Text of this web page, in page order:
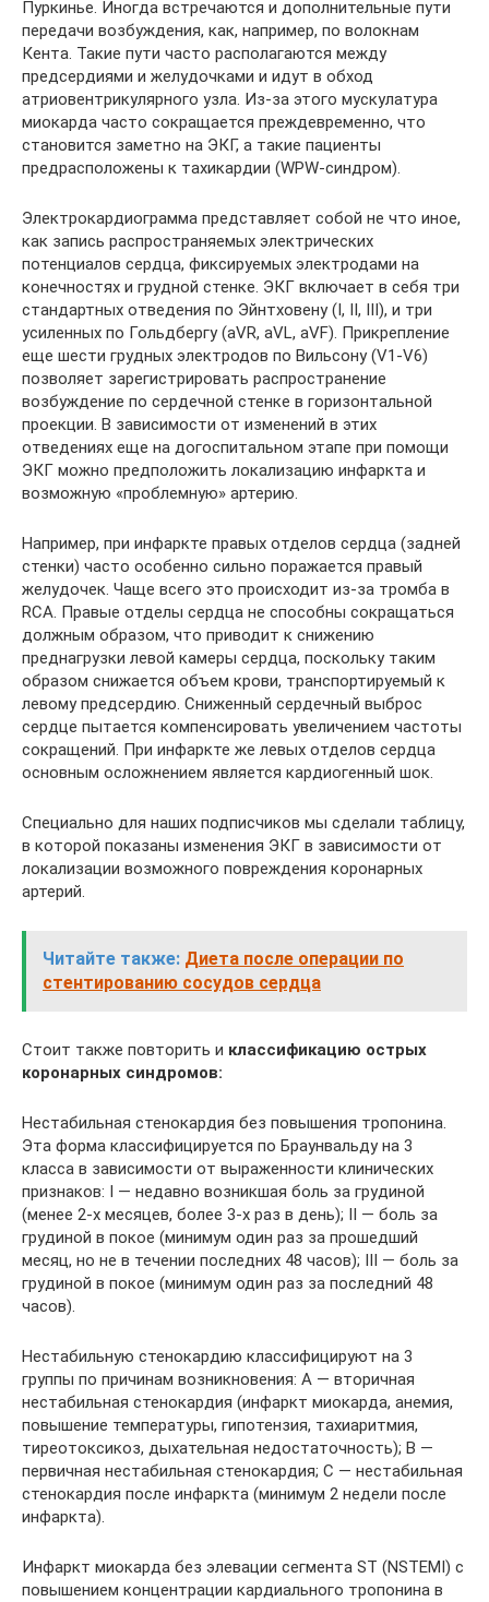
Пуркинье. Иногда встречаются и дополнительные пути
передачи возбуждения, как, например, по волокнам
Кента. Такие пути часто располагаются между
предсердиями и желудочками и идут в обход
атриовентрикулярного узла. Из-за этого мускулатура
миокарда часто сокращается преждевременно, что
становится заметно на ЭКГ, а такие пациенты
предрасположены к тахикардии (WPW-синдром).
Электрокардиограмма представляет собой не что иное,
как запись распространяемых электрических
потенциалов сердца, фиксируемых электродами на
конечностях и грудной стенке. ЭКГ включает в себя три
стандартных отведения по Эйнтховену (I, II, III), и три
усиленных по Гольдбергу (aVR, aVL, aVF). Прикрепление
еще шести грудных электродов по Вильсону (V1-V6)
позволяет зарегистрировать распространение
возбуждение по сердечной стенке в горизонтальной
проекции. В зависимости от изменений в этих
отведениях еще на догоспитальном этапе при помощи
ЭКГ можно предположить локализацию инфаркта и
возможную «проблемную» артерию.
Например, при инфаркте правых отделов сердца (задней
стенки) часто особенно сильно поражается правый
желудочек. Чаще всего это происходит из-за тромба в
RCA. Правые отделы сердца не способны сокращаться
должным образом, что приводит к снижению
преднагрузки левой камеры сердца, поскольку таким
образом снижается объем крови, транспортируемый к
левому предсердию. Сниженный сердечный выброс
сердце пытается компенсировать увеличением частоты
сокращений. При инфаркте же левых отделов сердца
основным осложнением является кардиогенный шок.
Специально для наших подписчиков мы сделали таблицу,
в которой показаны изменения ЭКГ в зависимости от
локализации возможного повреждения коронарных
артерий.
Читайте также: Диета после операции по
стентированию сосудов сердца
Стоит также повторить и классификацию острых
коронарных синдромов:
Нестабильная стенокардия без повышения тропонина.
Эта форма классифицируется по Браунвальду на 3
класса в зависимости от выраженности клинических
признаков: I — недавно возникшая боль за грудиной
(менее 2-х месяцев, более 3-х раз в день); II — боль за
грудиной в покое (минимум один раз за прошедший
месяц, но не в течении последних 48 часов); III — боль за
грудиной в покое (минимум один раз за последний 48
часов).
Нестабильную стенокардию классифицируют на 3
группы по причинам возникновения: А — вторичная
нестабильная стенокардия (инфаркт миокарда, анемия,
повышение температуры, гипотензия, тахиаритмия,
тиреотоксикоз, дыхательная недостаточность); B —
первичная нестабильная стенокардия; C — нестабильная
стенокардия после инфаркта (минимум 2 недели после
инфаркта).
Инфаркт миокарда без элевации сегмента ST (NSTEMI) с
повышением концентрации кардиального тропонина в